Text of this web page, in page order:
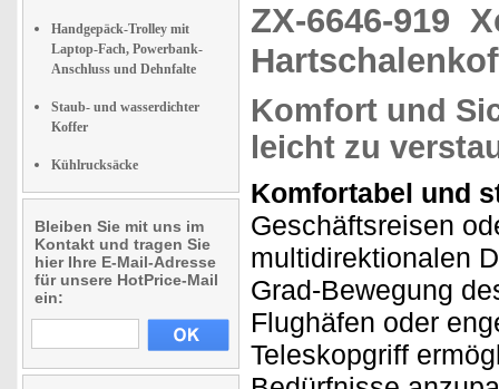
Handgepäck-Trolley mit
Laptop-Fach, Powerbank-
Anschluss und Dehnfalte
Staub- und wasserdichter
Koffer
Kühlrucksäcke
Bleiben Sie mit uns im
Kontakt und tragen Sie
hier Ihre E-Mail-Adresse
für unsere HotPrice-Mail
ein:
ZX-6646-919
Komfort und
leicht zu
Komfortabel und
Geschäftsreisen
multidirektionalen
Grad-Bewegung
Flughäfen oder
Teleskopgriff